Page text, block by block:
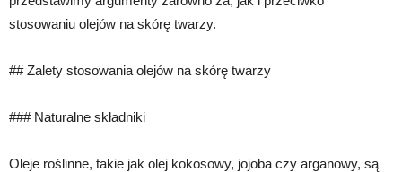
stosowaniu olejów na skórę twarzy.
## Zalety stosowania olejów na skórę twarzy
### Naturalne składniki
Oleje roślinne, takie jak olej kokosowy, jojoba czy arganowy, są